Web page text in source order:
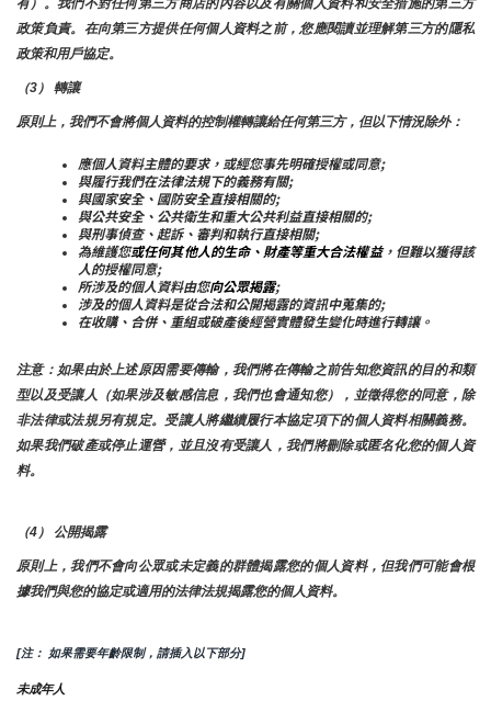
有）。我們不對任何第三方商店的內容以及有關個人資料和安全措施的第三方
政策負責。在向第三方提供任何個人資料之前，您應閱讀並理解第三方的隱私
政策和用戶協定。
（3） 轉讓
原則上，我們不會將個人資料的控制權轉讓給任何第三方，但以下情況除外：
應個人資料主體的要求，或經您事先明確授權或同意;
與履行我們在法律法規下的義務有關;
與國家安全、國防安全直接相關的;
與公共安全、公共衛生和重大公共利益直接相關的;
與刑事偵查、起訴、審判和執行直接相關;
為維護您或任何其他人的生命、財產等重大合法權益，但難以獲得該
人的授權同意;
所涉及的個人資料由您向公眾揭露;
涉及的個人資料是從合法和公開揭露的資訊中蒐集的;
在收購、合併、重組或破產後經營實體發生變化時進行轉讓。
注意：如果由於上述原因需要傳輸，我們將在傳輸之前告知您資訊的目的和類
型以及受讓人（如果涉及敏感信息，我們也會通知您），並徵得您的同意，除
非法律或法規另有規定。受讓人將繼續履行本協定項下的個人資料相關義務。
如果我們破產或停止運營，並且沒有受讓人，我們將刪除或匿名化您的個人資
料。
（4） 公開揭露
原則上，我們不會向公眾或未定義的群體揭露您的個人資料，但我們可能會根
據我們與您的協定或適用的法律法規揭露您的個人資料。
[注： 如果需要年齡限制，請插入以下部分]
未成年人